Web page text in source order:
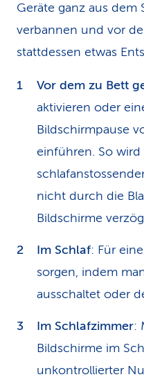
Geräte ganz aus dem
verbannen und vor
stattdessen etwas
Vor dem zu Bett
aktivieren oder
Bildschirmpause
einführen. So
nicht durch die
Bildschirme
Im Schlaf: Für
sorgen, indem
ausschaltet oder
Im Schlafzimmer:
Bildschirme im
unkontrollierter